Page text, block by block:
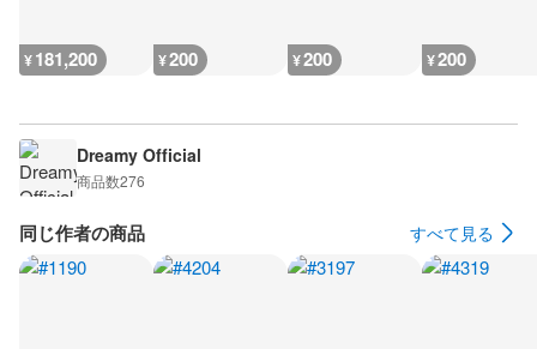
¥181,200 ¥200 ¥200 ¥200
Dreamy Official
商品数276
同じ作者の商品 すべて見る